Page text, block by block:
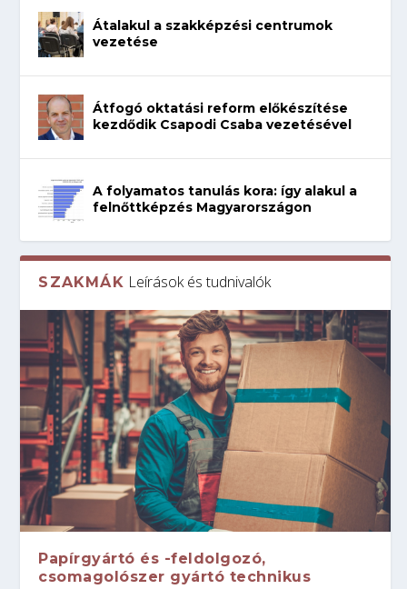
Átalakul a szakképzési centrumok
vezetése
Átfogó oktatási reform előkészítése
kezdődik Csapodi Csaba vezetésével
A folyamatos tanulás kora: így alakul a
felnőttképzés Magyarországon
SZAKMÁK Leírások és tudnivalók
Papírgyártó és -feldolgozó,
csomagolószer gyártó technikus